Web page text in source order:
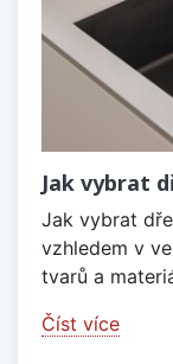
Jak vybrat
Jak vybrat
vzhledem v
tvarů a
Číst více